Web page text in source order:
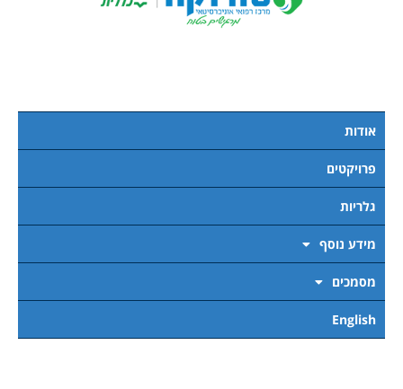
אודות
פרויקטים
גלריות
מידע נוסף
מסמכים
English